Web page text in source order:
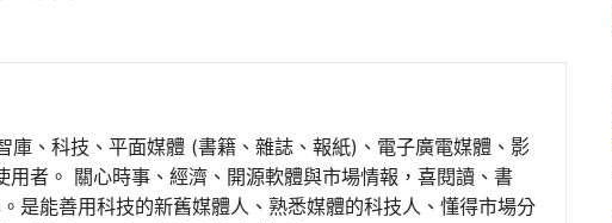
庫、科技、平面媒體 (書籍、雜誌、報紙)、電子廣電媒體、影
者。 關心時事、經濟、開源軟體與市場情報，喜閱讀、書
是能善用科技的新舊媒體人、熟悉媒體的科技人、懂得市場分